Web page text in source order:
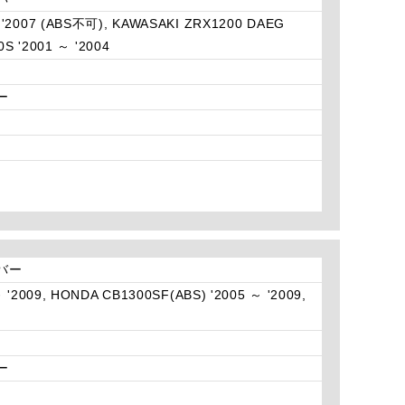
(ABS不可), KAWASAKI ZRX1200 DAEG
'2001 ～ '2004
ー
HONDA CB1300SF(ABS) '2005 ～ '2009,